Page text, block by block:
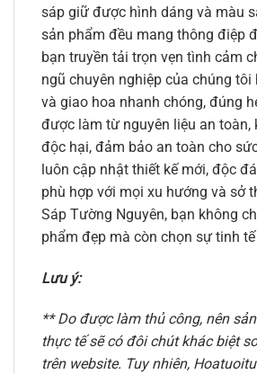
sáp giữ được hình dáng và màu
sản phẩm đều mang thông điệp
bạn truyền tải trọn vẹn tình cảm
ngũ chuyên nghiệp của chúng tôi
và giao hoa nhanh chóng, đúng
được làm từ nguyên liệu an toàn,
độc hại, đảm bảo an toàn cho
luôn cập nhật thiết kế mới, độc
phù hợp với mọi xu hướng và sở
Sáp Tường Nguyên, bạn không
phẩm đẹp mà còn chọn sự tinh
Lưu ý:
** Do được làm thủ công, nên
thực tế sẽ có đôi chút khác biệt
trên website. Tuy nhiên,